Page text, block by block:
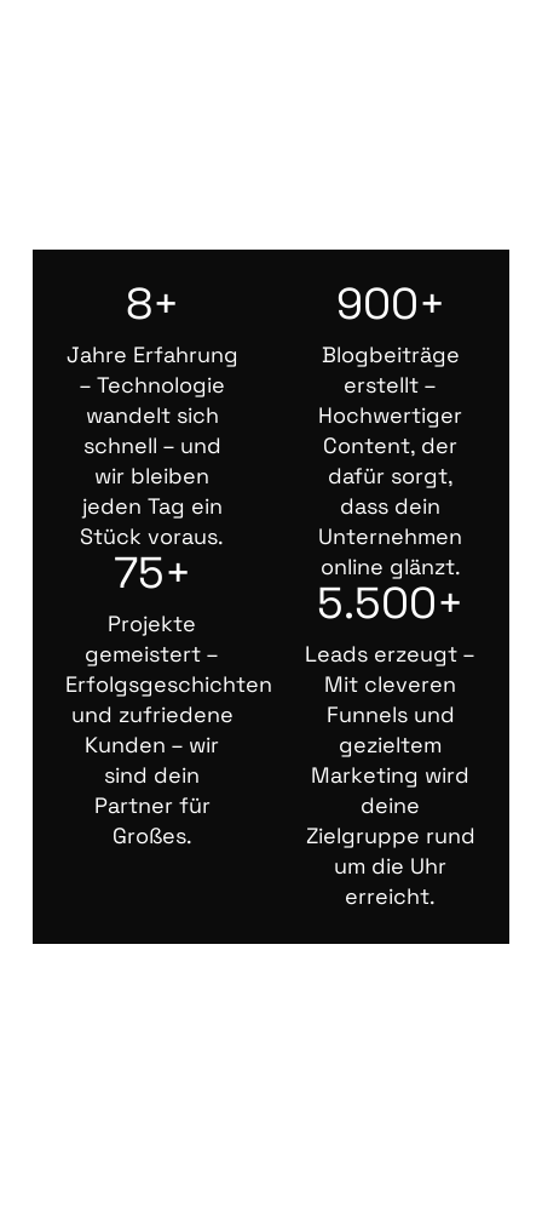
8+
Jahre Erfahrung
– Technologie
wandelt sich
schnell – und
wir bleiben
jeden Tag ein
Stück voraus.
75+
Projekte
gemeistert –
Erfolgsgeschichten
und zufriedene
Kunden – wir
sind dein
Partner für
Großes.
900+
Blogbeiträge
erstellt –
Hochwertiger
Content, der
dafür sorgt,
dass dein
Unternehmen
online glänzt.
5.500+
Leads erzeugt –
Mit cleveren
Funnels und
gezieltem
Marketing wird
deine
Zielgruppe rund
um die Uhr
erreicht.